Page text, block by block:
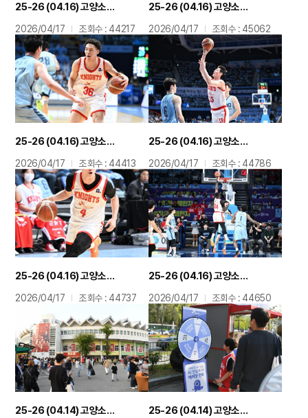
25-26 (04.16) 고양소노 플레이오프 전희철 감독
2026/04/17 조회수 : 44217
25-26 (04.16) 고양소노 플레이오프 안영준
2026/04/17 조회수 : 45062
25-26 (04.16) 고양소노 플레이오프 에디 다니엘
2026/04/17 조회수 : 44413
25-26 (04.16) 고양소노 플레이오프 김형빈
2026/04/17 조회수 : 44786
25-26 (04.16) 고양소노 플레이오프 김낙현
2026/04/17 조회수 : 44737
25-26 (04.16) 고양소노 플레이오프 자밀 워니
2026/04/17 조회수 : 44650
25-26 (04.14) 고양소노 플레이오프 관중 입장 전경 25-26 (04.14) 고양소노 플레이오프 SK 장외 안심 이벤트